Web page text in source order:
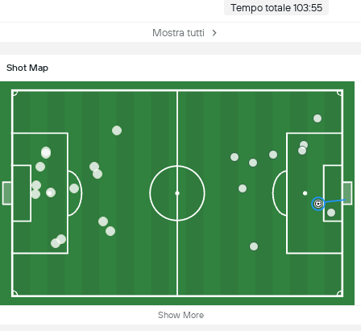
Tempo totale 103:55
Mostra tutti
Shot Map
Show More